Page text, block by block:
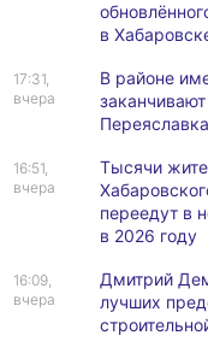
в
17:31,
вчера
В районе
16:51,
вчера
Тысячи
переедут в
в 2026 году
16:09,
вчера
Дмитрий
лучших